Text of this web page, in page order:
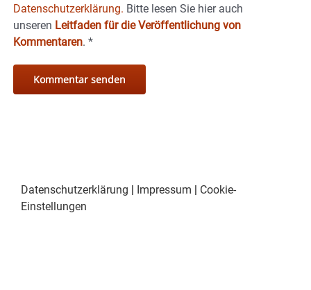
Datenschutzerklärung. Bitte lesen Sie hier auch
unseren Leitfaden für die Veröffentlichung von
Kommentaren. *
Datenschutzerklärung Impressum
Cookie-
Einstellungen